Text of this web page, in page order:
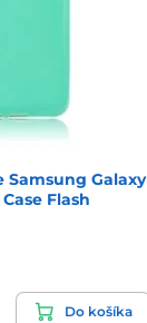
Samsung Galaxy
Flash
Do košíka